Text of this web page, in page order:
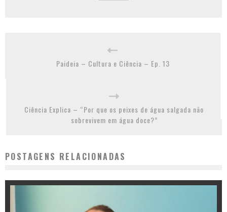
Paideia – Cultura e Ciência – Ep. 13
Ciência Explica – “Por que os peixes de água salgada não
sobrevivem em água doce?”
POSTAGENS RELACIONADAS